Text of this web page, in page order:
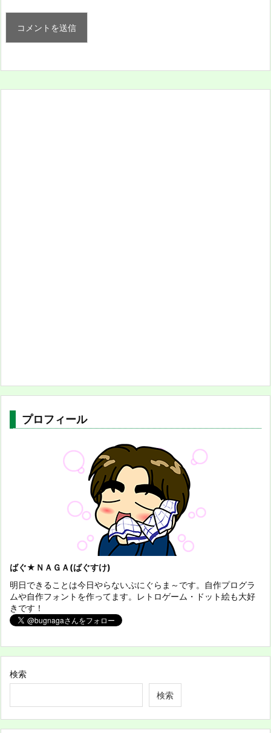
プロフィール
ばぐ★ＮＡＧＡ(ばぐすけ)
明日できることは今日やらないぷにぐらま～です。自作プログラ
ムや自作フォントを作ってます。レトロゲーム・ドット絵も大好
きです！
検索
検索